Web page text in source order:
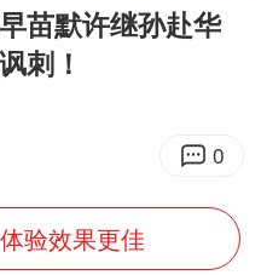
居家办公
间补漏注胶花1.55万
两站无缘冠军
5万小车卖不动 微型代步车集体遇冷
湖北启动重大气象灾害三级应急响应
径图
苗默许继孙赴华
刺！
0
验效果更佳